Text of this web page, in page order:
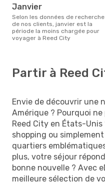
janvier
Selon les données de recherche
de nos clients, janvier est la
période la moins chargée pour
voyager à Reed City
Partir à Reed
Envie de découvrir une
Amérique ? Pourquoi
Reed City en États-Unis
shopping ou
quartiers
plus, votre séjour
bonne nouvelle ? Avec
meilleure sélection de